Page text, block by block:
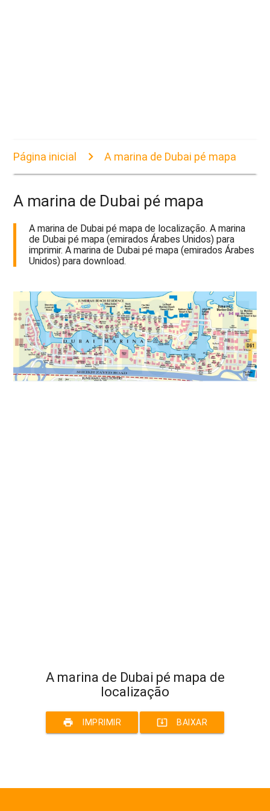
Página inicial A marina de Dubai pé mapa
A marina de Dubai pé mapa
A marina de Dubai pé mapa de localização. A marina
de Dubai pé mapa (emirados Árabes Unidos) para
imprimir. A marina de Dubai pé mapa (emirados Árabes
Unidos) para download.
A marina de Dubai pé mapa de
localização
print IMPRIMIR system_update_alt BAIXAR